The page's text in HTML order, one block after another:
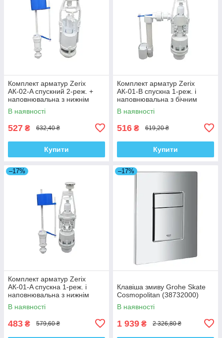
Комплект арматур Zerix
АК-02-A спускний 2-реж. +
наповнювальна з нижнім
підводом (ZX5164)
В наявності
527 ₴ 632,40 ₴
Купити
Комплект арматур Zerix
АК-01-B спускна 1-реж. і
наповнювальна з бічним
підведенням (ZX5163)
В наявності
516 ₴ 619,20 ₴
Купити
–17%
Комплект арматур Zerix
АК-01-A спускна 1-реж. і
наповнювальна з нижнім
підведенням (ZX5162)
В наявності
483 ₴ 579,60 ₴
–17%
Клавіша змиву Grohe Skate
Cosmopolitan (38732000)
В наявності
1 939 ₴ 2 326,80 ₴